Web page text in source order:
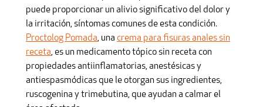
puede proporcionar un alivio significativo del dolor y
la irritación, síntomas comunes de esta condición.
Proctolog Pomada, una crema para fisuras anales sin
receta, es un medicamento tópico sin receta con
propiedades antiinflamatorias, anestésicas y
antiespasmódicas que le otorgan sus ingredientes,
ruscogenina y trimebutina, que ayudan a calmar el